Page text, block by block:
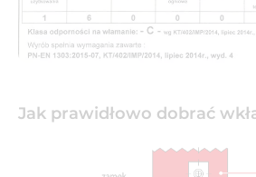
Jak prawidłowo dobrać